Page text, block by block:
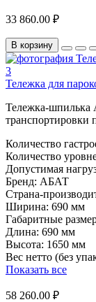
33 860.00 ₽
В корзину
Тележка для
Тележка-шпилька
транспортировки
Количество
Количество
Допустимая
Бренд: АБАТ
Страна-
Ширина: 690 мм
Габаритные
Длина: 690 мм
Высота: 1650 мм
Вес нетто (без
Показать все
58 260.00 ₽